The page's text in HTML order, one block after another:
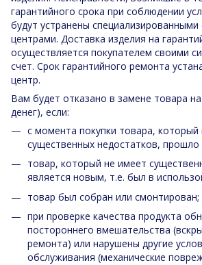
гарантийного срока при соблюдении
будут устранены
центрами. Доставка изделия на
осуществляется покупателем своими
счет. Срок гарантийного ремонта
центр.
Вам будет отказано в замене товара
денег), если:
с момента покупки товара, который
существенных недостатков, прошло
товар, который не имеет
является новым, т.е. был в
товар был собран или смонтирован;
при проверке качества продукта
постороннего вмешательства
ремонта) или нарушены другие
обслуживания (механические